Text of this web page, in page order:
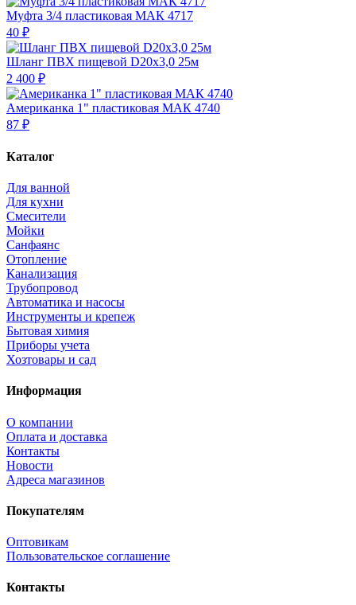
Муфта 3/4 пластиковая МАК 4717
40 ₽
Шланг ПВХ пищевой D20х3,0 25м
2 400 ₽
Американка 1" пластиковая МАК 4740
87 ₽
Каталог
Для ванной
Для кухни
Смесители
Мойки
Санфаянс
Отопление
Канализация
Трубопровод
Автоматика и насосы
Инструменты и крепеж
Бытовая химия
Приборы учета
Хозтовары и сад
Информация
О компании
Оплата и доставка
Контакты
Новости
Адреса магазинов
Покупателям
Оптовикам
Пользовательское соглашение
Контакты